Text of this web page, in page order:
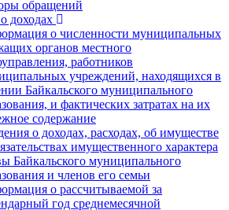
обращений
доходах
о численности муниципальных
органов местного
работников
учреждений, находящихся в
Байкальского муниципального
и фактических затратах на их
содержание
о доходах, расходах, об имуществе
имущественного характера
Байкальского муниципального
и членов его семьи
о рассчитываемой за
год среднемесячной